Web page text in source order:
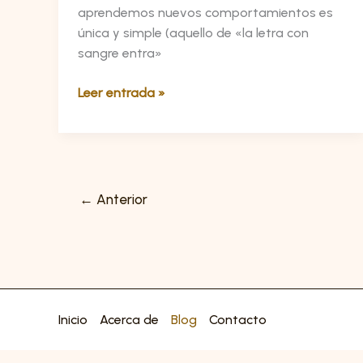
aprendemos nuevos comportamientos es
única y simple (aquello de «la letra con
sangre entra»
Leer entrada »
← Anterior
Inicio Acerca de Blog Contacto